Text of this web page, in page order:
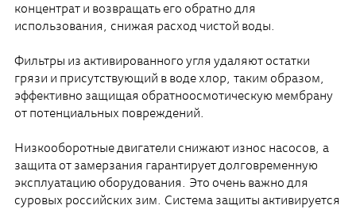
концентрат и возвращать его обратно для
использования, снижая расход чистой воды.
Фильтры из активированного угля удаляют остатки
грязи и присутствующий в воде хлор, таким образом,
эффективно защищая обратноосмотическую мембрану
от потенциальных повреждений.
Низкооборотные двигатели снижают износ насосов, а
защита от замерзания гарантирует долговременную
эксплуатацию оборудования. Это очень важно для
суровых российских зим. Система защиты активируется